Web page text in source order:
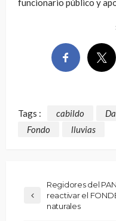
Tags : cabildo
Fondo
lluvias
Regidores del
reactivar el
naturales